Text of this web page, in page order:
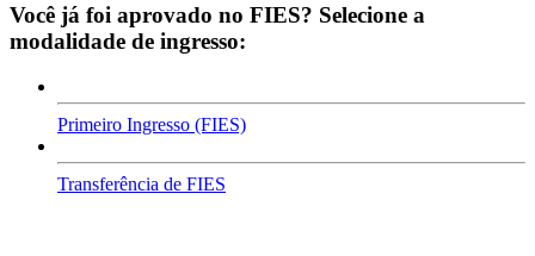
Você já foi aprovado no FIES? Selecione a
modalidade de ingresso:
Primeiro Ingresso (FIES)
Transferência de FIES